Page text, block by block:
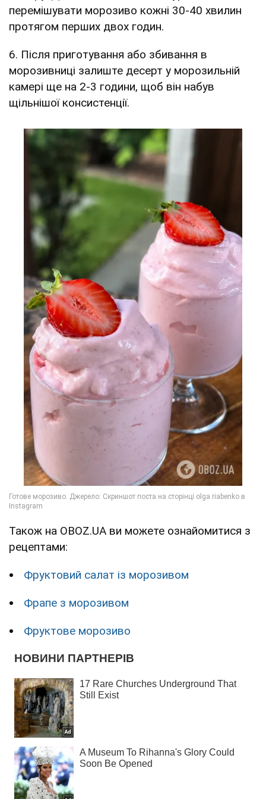
перемішувати морозиво кожні 30-40 хвилин
протягом перших двох годин.
6. Після приготування або збивання в
морозивниці залиште десерт у морозильній
камері ще на 2-3 години, щоб він набув
щільнішої консистенції.
Також на OBOZ.UA ви можете ознайомитися з
рецептами:
Фруктовий салат із морозивом
Фрапе з морозивом
Фруктове морозиво